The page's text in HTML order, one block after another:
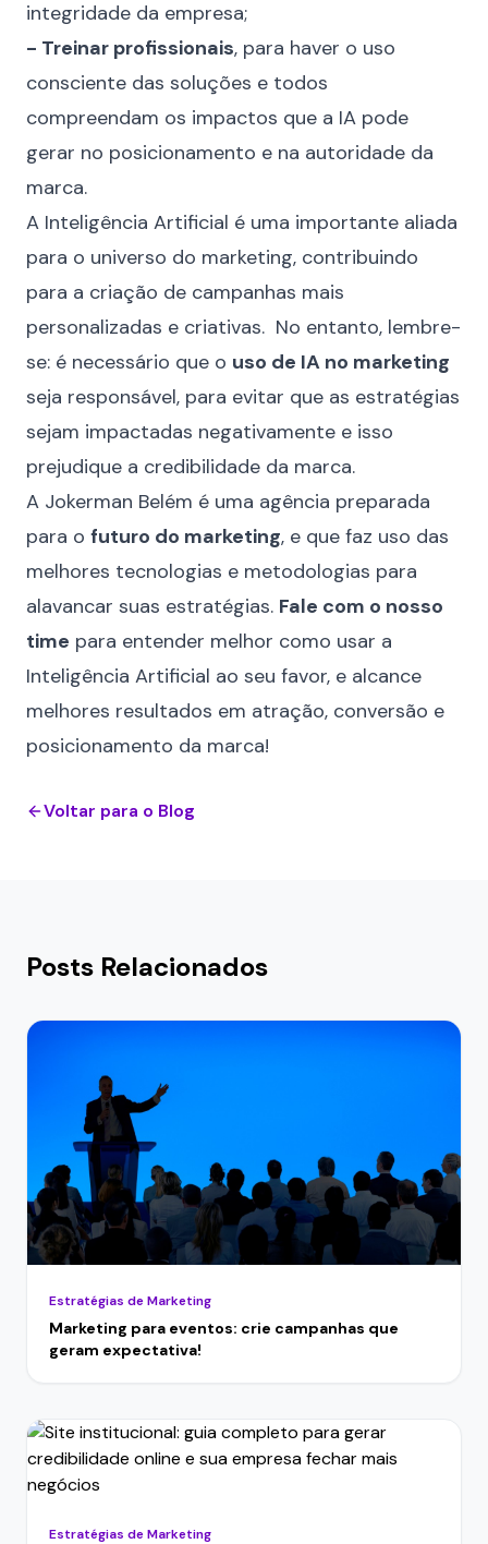
integridade da empresa;
- Treinar profissionais, para haver o uso
consciente das soluções e todos
compreendam os impactos que a IA pode
gerar no posicionamento e na autoridade da
marca.
A Inteligência Artificial é uma importante aliada
para o universo do marketing, contribuindo
para a criação de campanhas mais
personalizadas e criativas. No entanto, lembre-
se: é necessário que o uso de IA no marketing
seja responsável, para evitar que as estratégias
sejam impactadas negativamente e isso
prejudique a credibilidade da marca.
A Jokerman Belém é uma agência preparada
para o futuro do marketing, e que faz uso das
melhores tecnologias e metodologias para
alavancar suas estratégias. Fale com o nosso
time para entender melhor como usar a
Inteligência Artificial ao seu favor, e alcance
melhores resultados em atração, conversão e
posicionamento da marca!
Voltar para o Blog
Posts Relacionados
Estratégias de Marketing
Marketing para eventos: crie campanhas que
geram expectativa!
Estratégias de Marketing